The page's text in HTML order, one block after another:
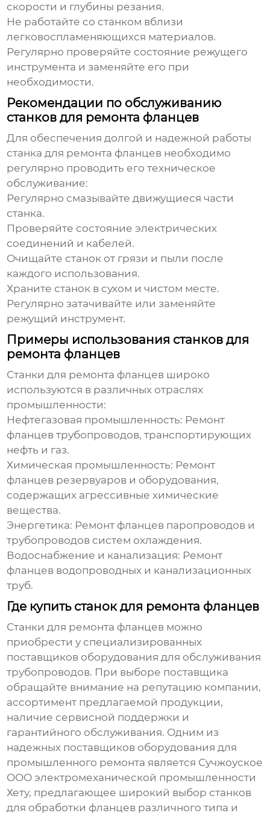
скорости и глубины резания.
Не работайте со станком вблизи
легковоспламеняющихся материалов.
Регулярно проверяйте состояние режущего
инструмента и заменяйте его при
необходимости.
Рекомендации по обслуживанию
станков для ремонта фланцев
Для обеспечения долгой и надежной работы
станка для ремонта фланцев необходимо
регулярно проводить его техническое
обслуживание:
Регулярно смазывайте движущиеся части
станка.
Проверяйте состояние электрических
соединений и кабелей.
Очищайте станок от грязи и пыли после
каждого использования.
Храните станок в сухом и чистом месте.
Регулярно затачивайте или заменяйте
режущий инструмент.
Примеры использования станков для
ремонта фланцев
Станки для ремонта фланцев широко
используются в различных отраслях
промышленности:
Нефтегазовая промышленность: Ремонт
фланцев трубопроводов, транспортирующих
нефть и газ.
Химическая промышленность: Ремонт
фланцев резервуаров и оборудования,
содержащих агрессивные химические
вещества.
Энергетика: Ремонт фланцев паропроводов и
трубопроводов систем охлаждения.
Водоснабжение и канализация: Ремонт
фланцев водопроводных и канализационных
труб.
Где купить станок для ремонта фланцев
Станки для ремонта фланцев можно
приобрести у специализированных
поставщиков оборудования для обслуживания
трубопроводов. При выборе поставщика
обращайте внимание на репутацию компании,
ассортимент предлагаемой продукции,
наличие сервисной поддержки и
гарантийного обслуживания. Одним из
надежных поставщиков оборудования для
промышленного ремонта является Сучжоуское
ООО электромеханической промышленности
Хету, предлагающее широкий выбор станков
для обработки фланцев различного типа и